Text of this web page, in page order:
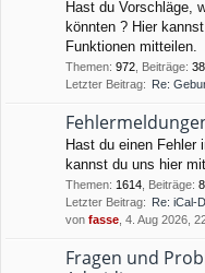
Hast du Vorschläge,
könnten ? Hier
Funktionen mitteilen.
Themen: 972 Beiträge:
Letzter Beitrag: Re:
Hast du einen Fehler
kannst du uns hier
Themen: 1614 Beiträge:
Letzter Beitrag: Re: iCal-
von fasse , 4. Aug 2026,
Fragen und